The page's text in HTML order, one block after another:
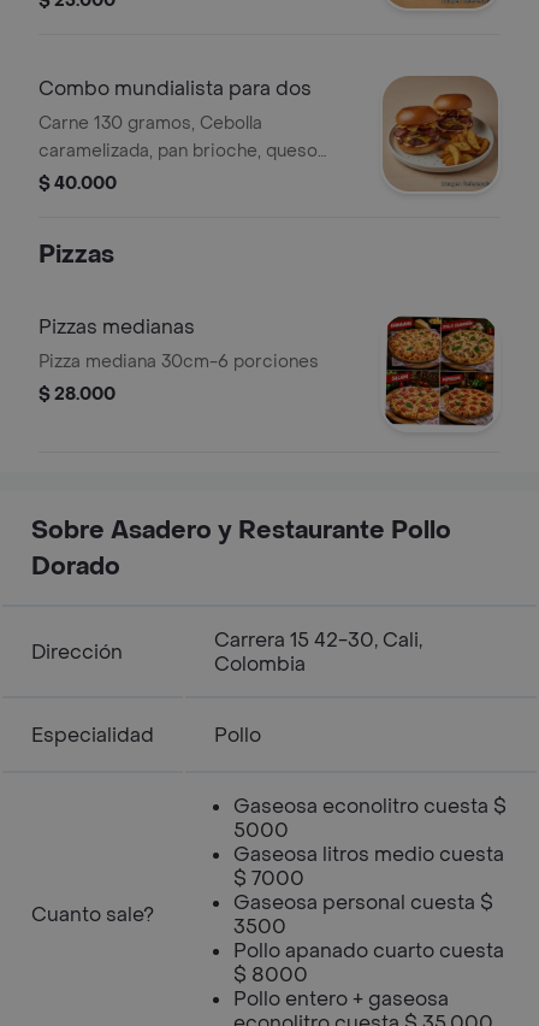
Combo mundialista para dos
Carne 130 gramos, Cebolla
caramelizada, pan brioche, queso
gratinado, tocineta, ripio papa y
$ 40.000
Pizzas
Pizzas medianas
Pizza mediana 30cm-6 porciones
$ 28.000
Sobre Asadero y Restaurante Pollo
Dorado
Dirección
Carrera 15 42-30, Cali,
Colombia
Especialidad Pollo
Cuanto sale?
Gaseosa econolitro cuesta $
5000
Gaseosa litros medio cuesta
$ 7000
Gaseosa personal cuesta $
3500
Pollo apanado cuarto cuesta
$ 8000
Pollo entero + gaseosa